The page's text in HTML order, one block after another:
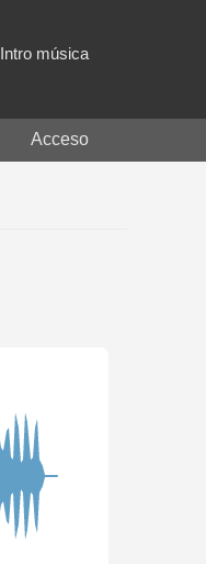
Intro música
Acceso